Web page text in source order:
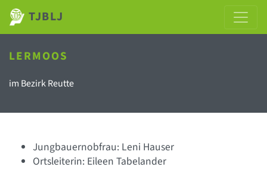
TJBLJ
LERMOOS
im Bezirk Reutte
Jungbauernobfrau: Leni Hauser
Ortsleiterin: Eileen Tabelander